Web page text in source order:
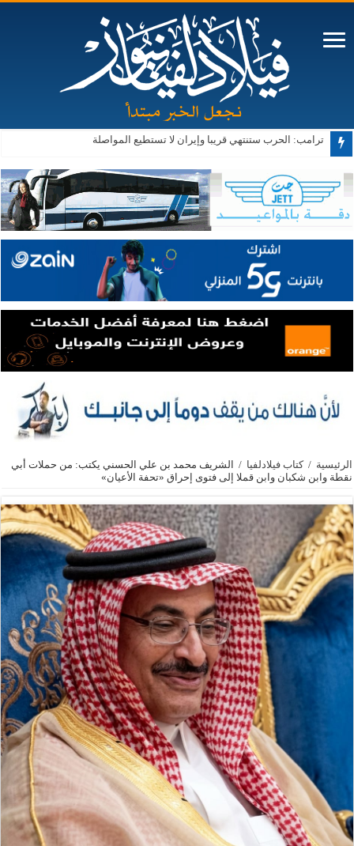
ترامب: الحرب ستنتهي قريبا وإيران لا تستطيع المواصلة
الرئيسية / كتاب فيلادلفيا /
الشريف محمد بن علي الحسني يكتب: من حملات أبي
نقطة وابن شكبان وابن قملا إلى فتوى إحراق «تحفة الأعيان»